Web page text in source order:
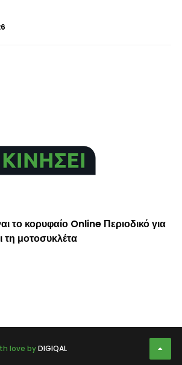
το κορυφαίο Online Περιοδικό για
τη μοτοσυκλέτα
love byDIGIQAL